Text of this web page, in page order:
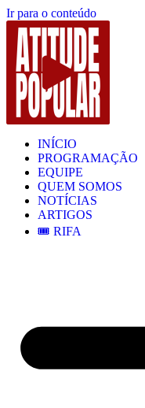
Ir para o conteúdo
INÍCIO
PROGRAMAÇÃO
EQUIPE
QUEM SOMOS
NOTÍCIAS
ARTIGOS
🎟️ RIFA